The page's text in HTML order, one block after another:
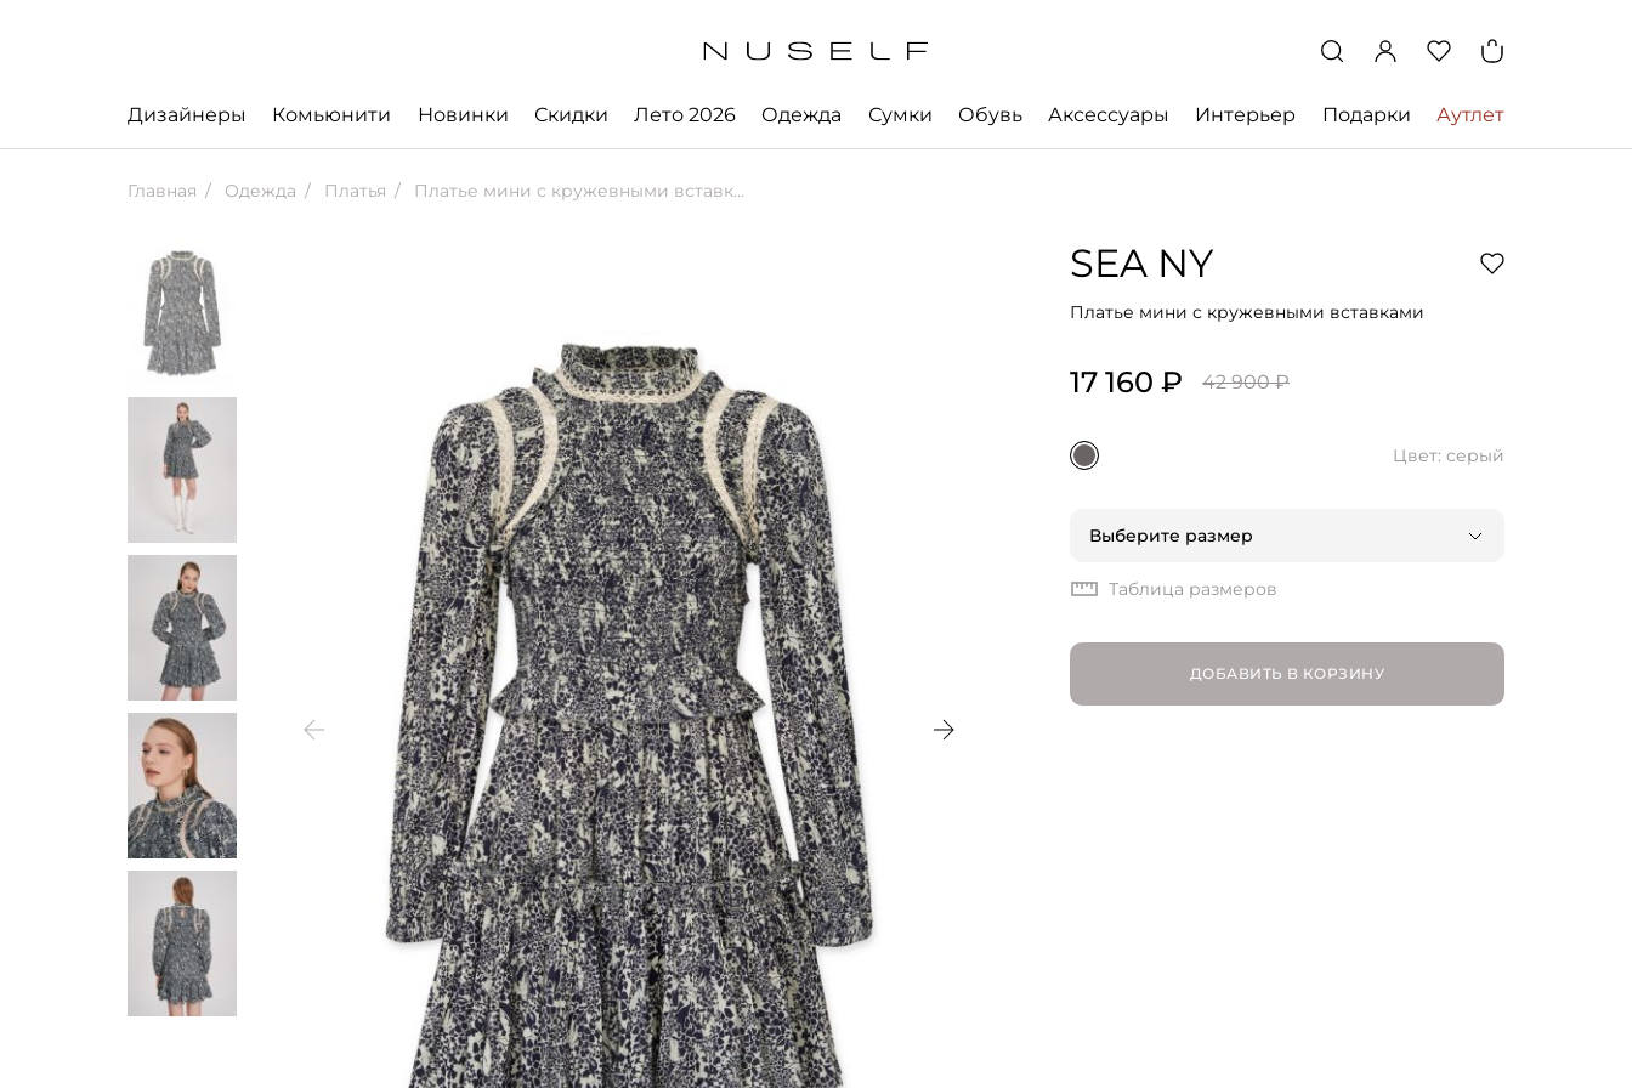
Дизайнеры Комьюнити Новинки Скидки Лето 2026 Одежда Сумки Обувь Аксессуары Интерьер Подарки Аутлет
Главная Одежда Платья Платье мини с кружевными вставками
SEA NY
Платье мини с кружевными вставками
17 160 ₽ 42 900 ₽
Цвет: серый
Выберите размер
XS | RU 42
S | RU 44
Таблица размеров
ДОБАВИТЬ В КОРЗИНУ